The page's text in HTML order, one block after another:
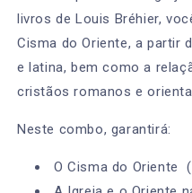
livros de Louis Bréhier,
Cisma do Oriente, a partir
e latina, bem como a
cristãos romanos e
Neste combo, garantirá:
O Cisma do Oriente